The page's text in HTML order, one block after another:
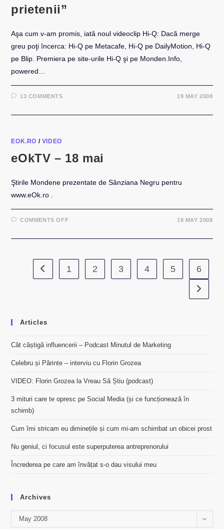
prietenii”
Aşa cum v-am promis, iată noul videoclip Hi-Q: Dacă merge
greu poţi încerca: Hi-Q pe Metacafe, Hi-Q pe DailyMotion, Hi-Q
pe Blip. Premiera pe site-urile Hi-Q şi pe Monden.Info,
powered…
13 COMMENTS 19 MAY 2008
EOK.RO / VIDEO
eOkTV – 18 mai
Ştirile Mondene prezentate de Sânziana Negru pentru
www.eOk.ro .
COMMENTS OFFON
18
18 MAY 2008
Go to the previous page
1 2 3 4 5 6
Go to
Articles
Cât câștigă influencerii – Podcast Minutul de Marketing
Celebru și Părinte – interviu cu Florin Grozea
VIDEO: Florin Grozea la Vreau Să Știu (podcast)
3 mituri care te opresc pe Social Media (și ce funcționează în
schimb)
Cum îmi stricam eu diminețile și cum mi-am schimbat un obicei prost
Nu geniul, ci focusul este superputerea antreprenorului
Încrederea pe care am învățat s-o dau visului meu
Archives
Archives
May 2008